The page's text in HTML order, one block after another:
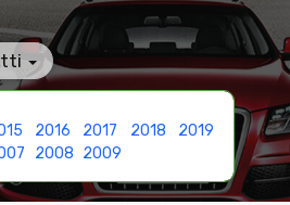
2016 2017 2018
2019
2008 2009